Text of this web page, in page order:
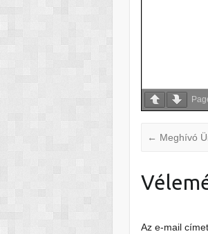
← Meghívó
Az e-mail